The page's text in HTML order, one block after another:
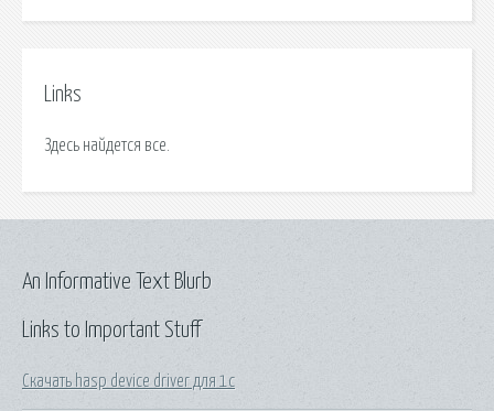
Links
Здесь найдется все.
Links to Important Stuff
Скачать hasp device driver для 1с
An Informative Text Blurb